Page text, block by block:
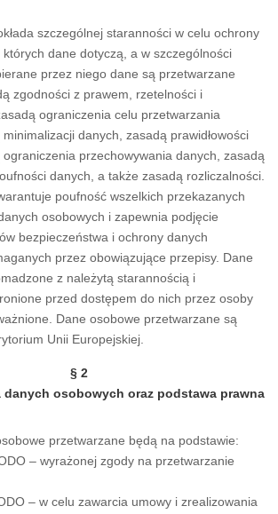
szczególnej staranności w celu ochrony
dane dotyczą, a w szczególności
przez niego dane są przetwarzane
zgodności z prawem, rzetelności i
ograniczenia celu przetwarzania
danych, zasadą prawidłowości
przechowywania danych, zasadą
danych, a także zasadą rozliczalności.
poufność wszelkich przekazanych
osobowych i zapewnia podjęcie
bezpieczeństwa i ochrony danych
przez obowiązujące przepisy. Dane
z należytą starannością i
przed dostępem do nich przez osoby
Dane osobowe przetwarzane są
Unii Europejskiej.
§ 2
danych osobowych oraz podstawa prawna
przetwarzane będą na podstawie:
– wyrażonej zgody na przetwarzanie
– w celu zawarcia umowy i zrealizowania